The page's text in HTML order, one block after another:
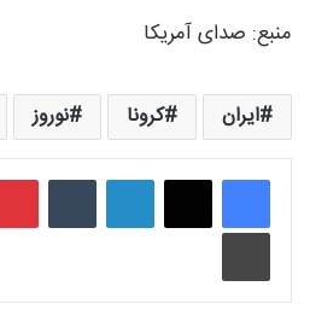
منبع:‌ صدای آمریکا
ایران کرونا نوروز
لینکدین
چاپ